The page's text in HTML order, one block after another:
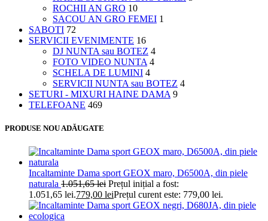
ROCHII AN GRO 10
SACOU AN GRO FEMEI 1
SABOTI 72
SERVICII EVENIMENTE 16
DJ NUNTA sau BOTEZ 4
FOTO VIDEO NUNTA 4
SCHELA DE LUMINI 4
SERVICII NUNTA sau BOTEZ 4
SETURI - MIXURI HAINE DAMA 9
TELEFOANE 469
PRODUSE NOU ADĂUGATE
Incaltaminte Dama sport GEOX maro, D6500A, din piele
naturala 1.051,65lei Prețul inițial a fost:
1.051,65 lei.779,00 leiPrețul curent este: 779,00 lei.